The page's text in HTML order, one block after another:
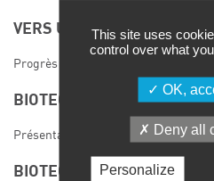
VERS UNE CHIMIE
Progrès industriels réalisés au
BIOTECHNOLOGIES
Présentation, définition
BIOTECHNOLOGIES
This site uses
control over what
OK,
Deny all
Personalize